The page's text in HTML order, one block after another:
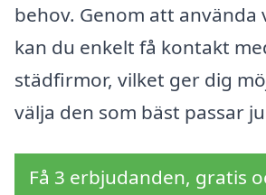
behov. Genom att
kan du enkelt få kontakt
städfirmor, vilket ger dig
välja den som bäst passar
Få 3 erbjudanden, gratis